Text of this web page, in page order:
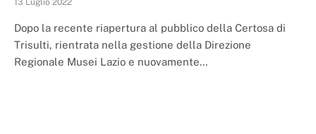
Dopo la recente riapertura al pubblico della Certosa di
Trisulti, rientrata nella gestione della Direzione
Regionale Musei Lazio e nuovamente…